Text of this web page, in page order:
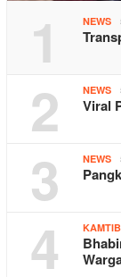
1 NEWS
2 NEWS
Viral
3 NEWS
4